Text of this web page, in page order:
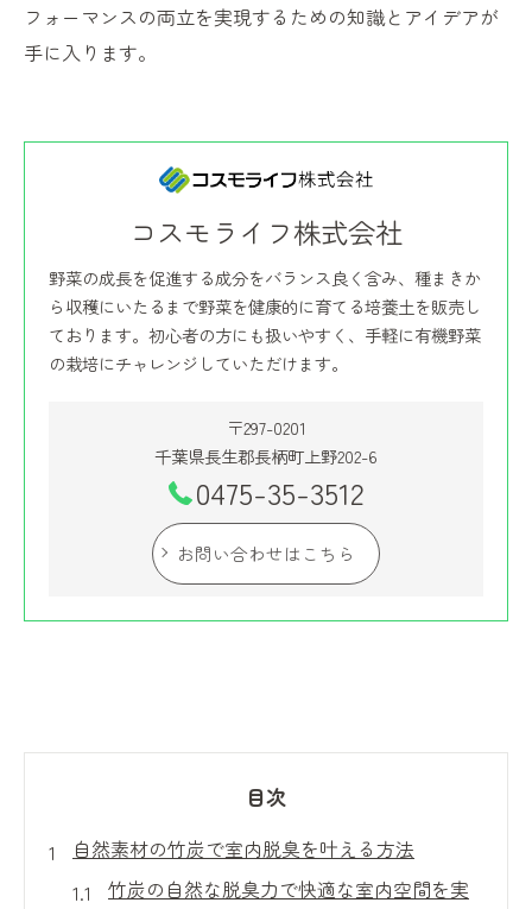
フォーマンスの両立を実現するための知識とアイデアが
手に入ります。
コスモライフ株式会社
野菜の成長を促進する成分をバランス良く含み、種まきか
ら収穫にいたるまで野菜を健康的に育てる培養土を販売し
ております。初心者の方にも扱いやすく、手軽に有機野菜
の栽培にチャレンジしていただけます。
〒297-0201
千葉県長生郡長柄町上野202-6
0475-35-3512
お問い合わせはこちら
目次
自然素材の竹炭で室内脱臭を叶える方法
竹炭の自然な脱臭力で快適な室内空間を実